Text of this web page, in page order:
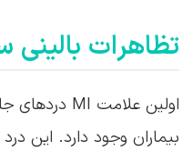
تظاهرات بالینی
بیماران وجود دارد. این